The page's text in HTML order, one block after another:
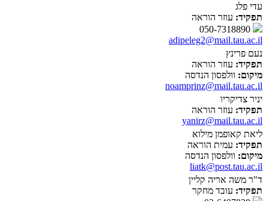
עדי פלג
תפקיד: עוזר הוראה
adipeleg2@mail.tau.ac.il
נעם פרינץ
תפקיד: עוזר הוראה
מיקום: וולפסון הנדסה
noamprinz@mail.tau.ac.il
יניר צדיקריו
תפקיד: עוזר הוראה
yanirz@mail.tau.ac.il
ליאת קאופמן מילוא
תפקיד: עמית הוראה
מיקום: וולפסון הנדסה
liatk@post.tau.ac.il
ד"ר משה אריה קליין
תפקיד: עובד מחקר